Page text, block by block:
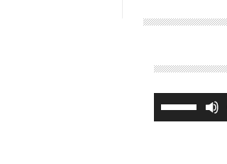
برای
افزایش
یا
صدا